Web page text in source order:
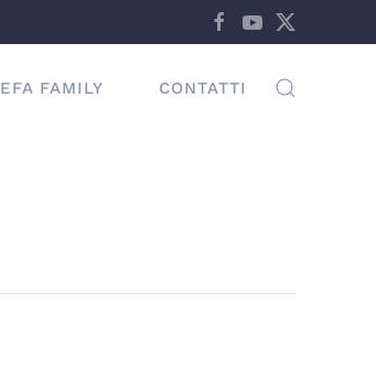
EFA FAMILY CONTATTI